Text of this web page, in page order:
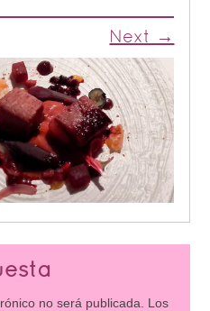
Next →
no será publicada.
Los